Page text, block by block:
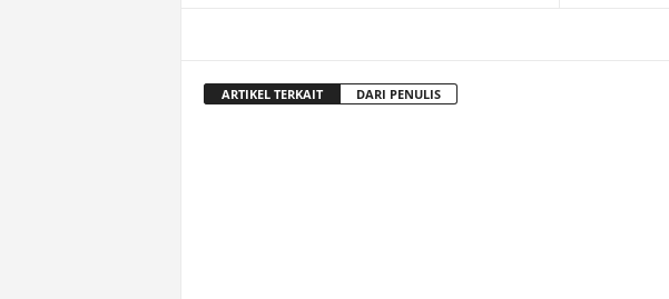
ARTIKEL TERKAIT DARI PENULIS